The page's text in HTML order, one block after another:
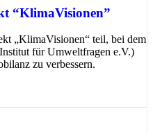
“KlimaVisionen”
„KlimaVisionen“ teil, bei dem
für Umweltfragen e.V.)
zu verbessern.